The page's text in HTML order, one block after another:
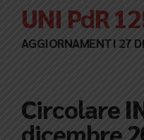
UNI PdR
AGGIORNAMENTI 27
Circolare
dicembre